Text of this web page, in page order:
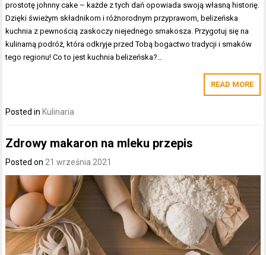
prostotę johnny cake – każde z tych dań opowiada swoją własną historię.
Dzięki świeżym składnikom i różnorodnym przyprawom, belizeńska
kuchnia z pewnością zaskoczy niejednego smakosza. Przygotuj się na
kulinarną podróż, która odkryje przed Tobą bogactwo tradycji i smaków
tego regionu! Co to jest kuchnia belizeńska?…
READ MORE
Posted in Kulinaria
Zdrowy makaron na mleku przepis
Posted on 21 września 2021